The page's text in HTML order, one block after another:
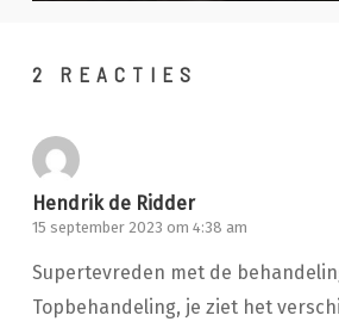
2 REACTIES
Hendrik de Ridder
15 september 2023 om 4:38 am
Supertevreden met de
Topbehandeling, je ziet het